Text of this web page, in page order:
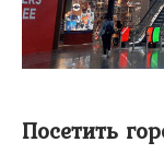
Посетить